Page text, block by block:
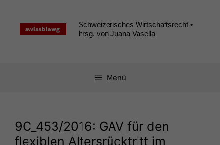
springen
Schweizerisches Wirtschaftsrecht •
hrsg. von Juana Vasella
Menü
9C_453/2016: GAV für den
flexiblen Altersrücktritt im